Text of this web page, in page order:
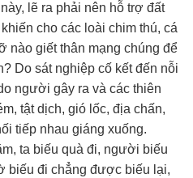
lẽ ra phải nên hỗ trợ đất
cho các loài chim thú, cá
nào giết thân mạng chúng để
Do sát nghiệp cố kết đến nỗi
người gây ra và các thiên
tật dịch, gió lốc, địa chấn,
tiếp nhau giáng xuống.
ta biếu quà đi, người biếu
biếu đi chẳng được biếu lại,